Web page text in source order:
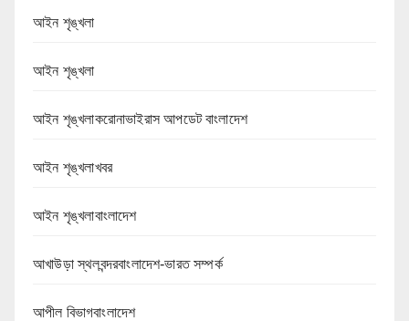
আইন শৃঙ্খলা
আইন শৃঙ্খলা
আইন শৃঙ্খলাকরোনাভাইরাস আপডেট বাংলাদেশ
আইন শৃঙ্খলাখবর
আইন শৃঙ্খলাবাংলাদেশ
আখাউড়া স্থলবন্দরবাংলাদেশ-ভারত সম্পর্ক
আপীল বিভাগবাংলাদেশ